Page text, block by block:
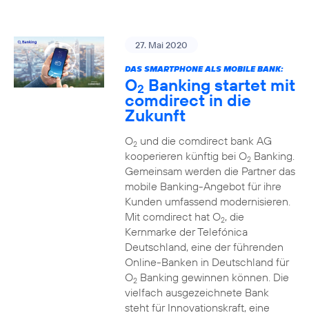
27. Mai 2020
DAS SMARTPHONE ALS MOBILE BANK:
O2 Banking startet mit
comdirect in die
Zukunft
O2und die comdirect bank AG
kooperieren künftig bei O2Banking.
Gemeinsam werden die Partner das
mobile Banking-Angebot für ihre
Kunden umfassend modernisieren.
Mit comdirect hat O2, die
Kernmarke der Telefónica
Deutschland, eine der führenden
Online-Banken in Deutschland für
O2Banking gewinnen können. Die
vielfach ausgezeichnete Bank
steht für Innovationskraft, eine